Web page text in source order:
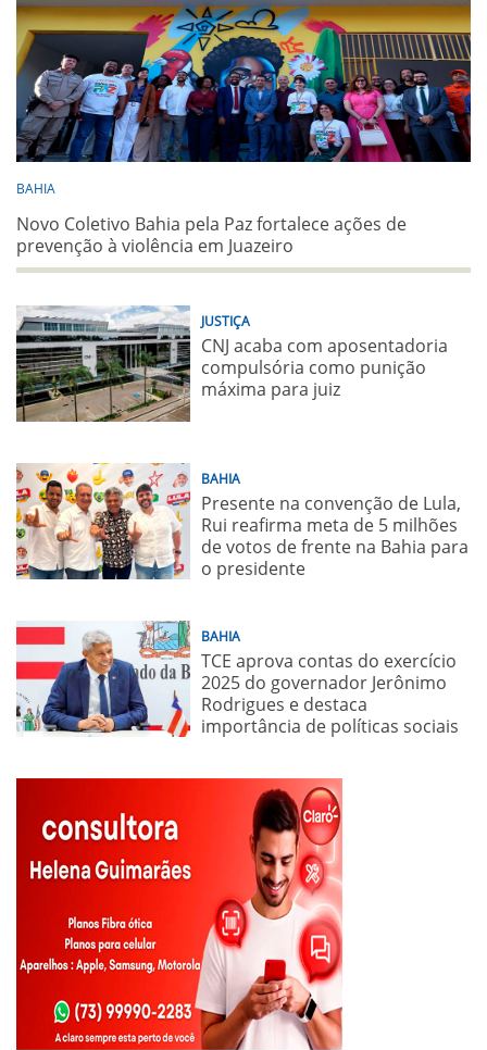
BAHIA
Novo Coletivo Bahia pela Paz fortalece ações de
prevenção à violência em Juazeiro
JUSTIÇA
CNJ acaba com aposentadoria
compulsória como punição
máxima para juiz
BAHIA
Presente na convenção de Lula,
Rui reafirma meta de 5 milhões
de votos de frente na Bahia para
o presidente
BAHIA
TCE aprova contas do exercício
2025 do governador Jerônimo
Rodrigues e destaca
importância de políticas sociais